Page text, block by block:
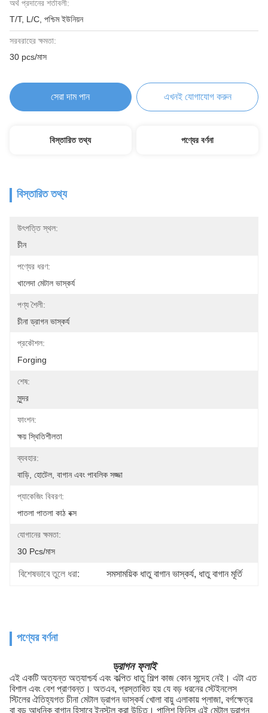
অর্থ প্রদানের শর্তাবলী:
T/T, L/C, পশ্চিম ইউনিয়ন
সরবরাহের ক্ষমতা:
30 pcs/মাস
সেরা দাম পান এখনই যোগাযোগ করুন
বিস্তারিত তথ্য পণ্যের বর্ণনা
বিস্তারিত তথ্য
উৎপত্তি স্থল:
চীন
পণ্যের ধরণ:
খালেদা মেটাল ভাস্কর্য
পণ্য শৈলী:
চীনা ড্রাগন ভাস্কর্য
প্রকৌশল:
Forging
শেষ:
সুন্দর
ফাংশন:
ক্ষয় স্থিতিশীলতা
ব্যবহার:
বাড়ি, হোটেল, বাগান এবং পাবলিক সজ্জা
প্যাকেজিং বিবরণ:
পাতলা পাতলা কাঠ বক্স
যোগানের ক্ষমতা:
30 Pcs/মাস
বিশেষভাবে তুলে ধরা: সমসাময়িক ধাতু বাগান ভাস্কর্য, ধাতু বাগান মূর্তি
পণ্যের বর্ণনা
ড্রাগন ফ্লাই
এই একটি অত্যন্ত অত্যাশ্চর্য এবং কল্পিত ধাতু শিল্প কাজ কোন সন্দেহ নেই। এটা এত
বিশাল এবং বেশ প্রাণবন্ত। অতএব, প্রস্তাবিত হয় যে বড় ধরনের স্টেইনলেস
স্টিলের ঐতিহ্যগত চীনা মেটাল ড্রাগন ভাস্কর্য খোলা বায়ু এলাকায় প্লাজা, বর্গক্ষেত্র
বা বড় আধুনিক বাগান হিসাবে ইনস্টল করা উচিত। পালিশ ফিনিস এই মেটাল ড্রাগন